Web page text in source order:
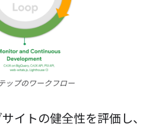
ップのワークフロー
イトの健全性を評価し、